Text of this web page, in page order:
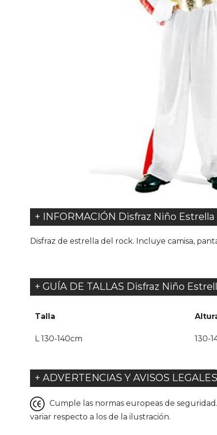
+ INFORMACIÓN Disfraz Niño
Disfraz de estrella del rock. Incluye camisa,
+ GUÍA DE TALLAS Disfraz Niño
Talla
L 130-140cm 130-
+ ADVERTENCIAS Y AVISOS LEGALES
Cumple las normas europeas de
variar respecto a los de la ilustración.